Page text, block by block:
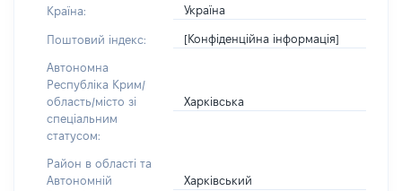
Країна: Україна
Поштовий індекс: [Конфіденційна інформація]
Автономна
Республіка Крим/
область/місто зі
спеціальним
статусом:
Харківська
Район в області та
Автономній
Харківський